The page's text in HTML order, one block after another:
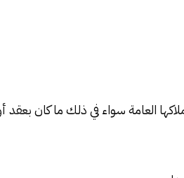
العامة سواء في ذلك ما كان